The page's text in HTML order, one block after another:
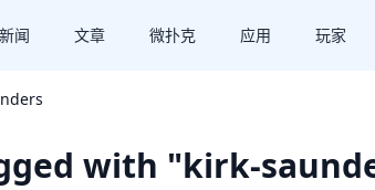
新闻 文章 微扑克 应用 玩家
with "kirk-